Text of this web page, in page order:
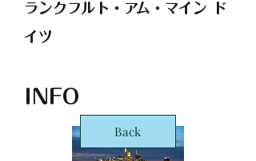
ランクフルト・アム・マイン ド
イツ
INFO
Back